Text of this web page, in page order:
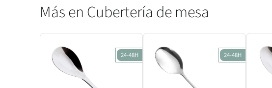
Más en Cubertería de mesa
24-48H 24-48H